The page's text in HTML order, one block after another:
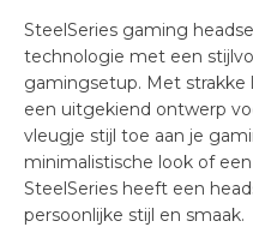
SteelSeries gaming
technologie met een
gamingsetup. Met strakke
een uitgekiend ontwerp
vleugje stijl toe aan je
minimalistische look of
SteelSeries heeft een
persoonlijke stijl en smaak.